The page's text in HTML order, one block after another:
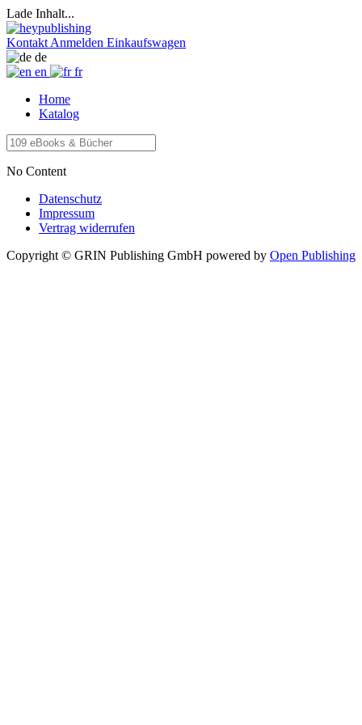
Lade Inhalt...
Kontakt Anmelden Einkaufswagen
de
en
fr
Home
Katalog
No Content
Datenschutz
Impressum
Vertrag widerrufen
Copyright © GRIN Publishing GmbH powered by Open Publishing